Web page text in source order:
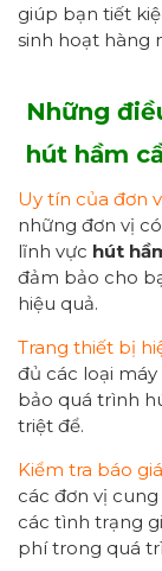
giúp bạn tiết
sinh hoạt hàng
Những
hút hầm
Uy tín của đơn
những đơn vị
lĩnh vực hút
đảm bảo cho
hiệu quả.
Trang thiết bị
đủ các loại
bảo quá trình
triệt để.
Kiểm tra báo
các đơn vị
các tình trạng
phí trong quá